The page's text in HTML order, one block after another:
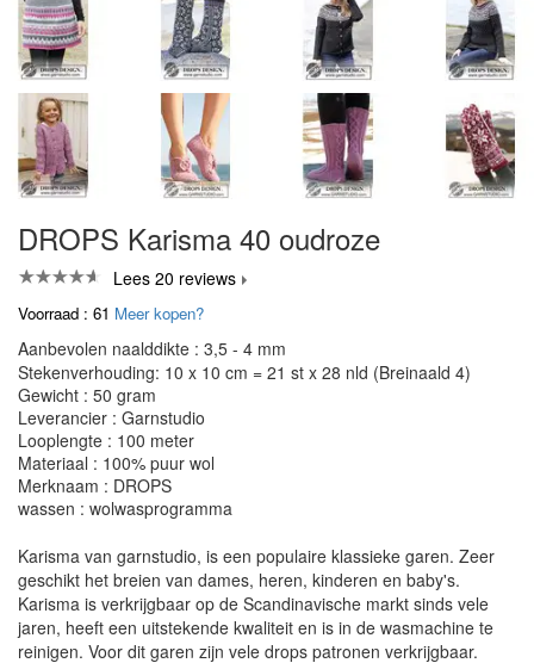
DROPS Karisma 40 oudroze
Lees 20 reviews
Voorraad : 61 Meer kopen?
Aanbevolen naalddikte : 3,5 - 4 mm
Stekenverhouding: 10 x 10 cm = 21 st x 28 nld (Breinaald 4)
Gewicht : 50 gram
Leverancier : Garnstudio
Looplengte : 100 meter
Materiaal : 100% puur wol
Merknaam : DROPS
wassen : wolwasprogramma
Karisma van garnstudio, is een populaire klassieke garen. Zeer
geschikt het breien van dames, heren, kinderen en baby's.
Karisma is verkrijgbaar op de Scandinavische markt sinds vele
jaren, heeft een uitstekende kwaliteit en is in de wasmachine te
reinigen. Voor dit garen zijn vele drops patronen verkrijgbaar.